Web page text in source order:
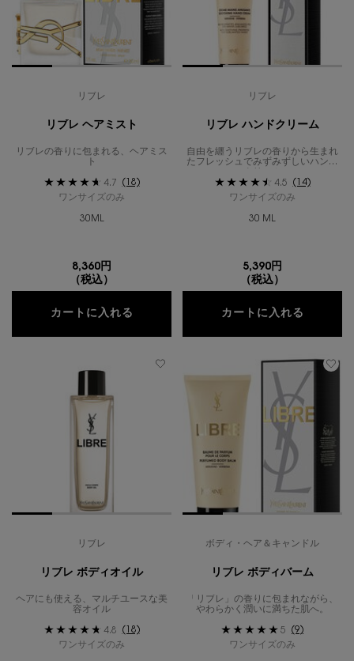
リブレ
リブレ ヘアミスト
リブレの香りに包まれる、ヘアミス
ト
4.7
(18)
ワンサイズのみ
30ML
8,360円
（税込）
カートに入れる リブレ ヘアミスト
リブレ
リブレ ハンドクリーム
自由を纏うリブレの香りから生まれ
たフレッシュでみずみずしいハンド
4.5
(14)
ワンサイズのみ
30 ML
5,390円
（税込）
カートに入れる
リブレ
リブレ ボディオイル
ヘアにも使える、マルチユースな美
容オイル
4.8
(18)
ワンサイズのみ
ボディ・ヘア＆キャンドル
リブレ ボディバーム
「リブレ」の香りに包まれながら、
やわらかく潤いに満ちた肌へ。
5
(9)
ワンサイズのみ